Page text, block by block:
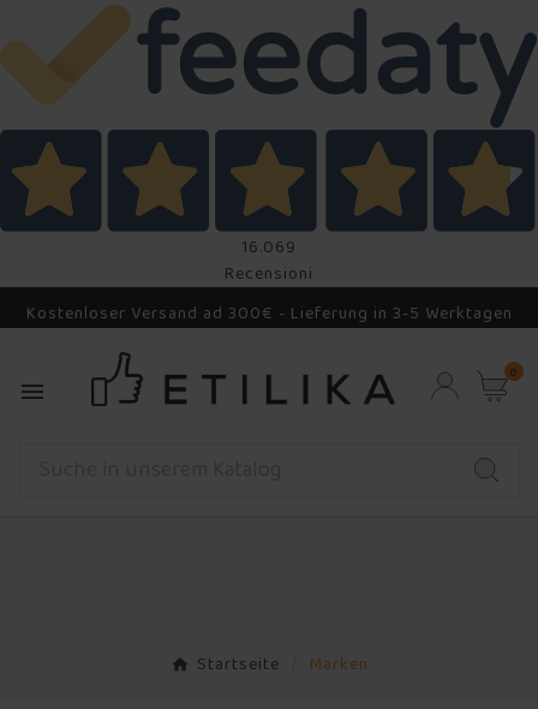
16.069
Recensioni
Kostenloser Versand ad 300€ - Lieferung in 3-5 Werktagen

0
Startseite Marken